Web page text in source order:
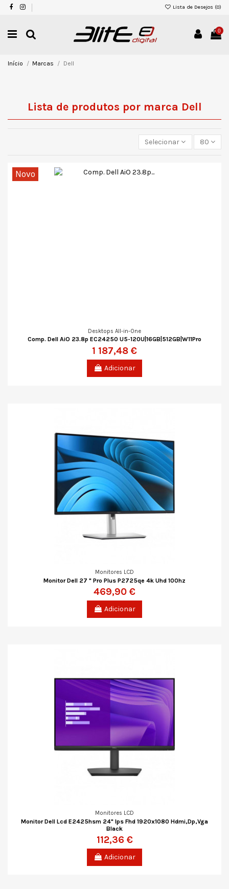
Lista de Desejos (0)
0
Início Marcas Dell
Lista de produtos por marca Dell
Selecionar 80
Novo
Desktops All-in-One
Comp. Dell AiO 23.8p EC24250 U5-120U|16GB|512GB|W11Pro
1 187,48 €
Adicionar
Monitores LCD
Monitor Dell 27 " Pro Plus P2725qe 4k Uhd 100hz
469,90 €
Adicionar
Monitores LCD
Monitor Dell Lcd E2425hsm 24" Ips Fhd 1920x1080 Hdmi,Dp,Vga
Black
112,36 €
Adicionar